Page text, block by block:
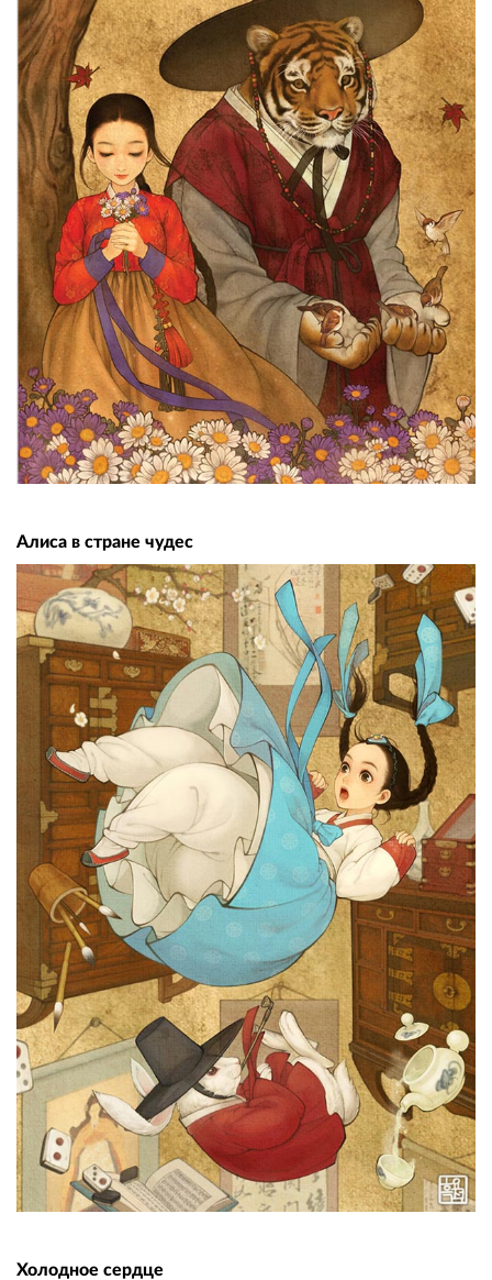
Алиса в стране чудес
Холодное сердце